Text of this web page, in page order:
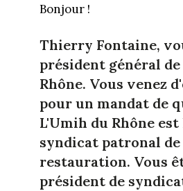
Bonjour !
Thierry Fontaine,
président général
Rhône. Vous venez
pour un mandat de
L'Umih du Rhône
syndicat patronal
restauration. Vous
président de